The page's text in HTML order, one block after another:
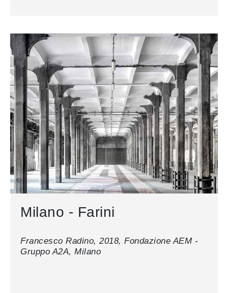
Milano - Farini
Francesco Radino, 2018, Fondazione AEM -
Gruppo A2A, Milano